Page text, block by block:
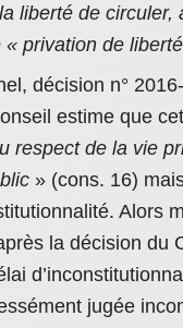
liberté de circuler,
privation de
décision n°
estime que
respect de la vie
» (cons. 16)
Alors
la décision du
jugée